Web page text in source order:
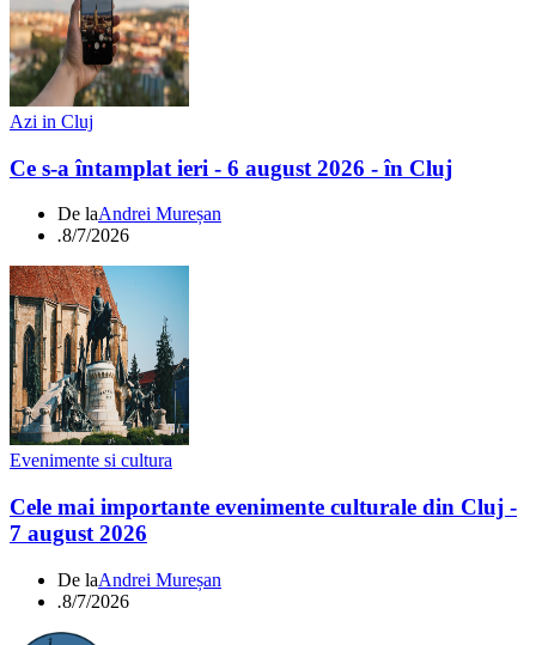
Azi in Cluj
Ce s-a întamplat ieri - 6 august 2026 - în Cluj
De laAndrei Mureșan
.8/7/2026
Evenimente si cultura
Cele mai importante evenimente culturale din Cluj -
7 august 2026
De laAndrei Mureșan
.8/7/2026